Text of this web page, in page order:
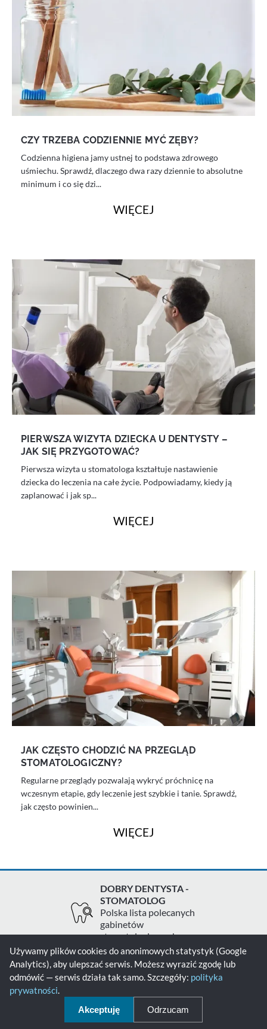
CZY TRZEBA CODZIENNIE MYĆ ZĘBY?
Codzienna higiena jamy ustnej to podstawa zdrowego
uśmiechu. Sprawdź, dlaczego dwa razy dziennie to absolutne
minimum i co się dzi...
WIĘCEJ
PIERWSZA WIZYTA DZIECKA U DENTYSTY –
JAK SIĘ PRZYGOTOWAĆ?
Pierwsza wizyta u stomatologa kształtuje nastawienie
dziecka do leczenia na całe życie. Podpowiadamy, kiedy ją
zaplanować i jak sp...
WIĘCEJ
JAK CZĘSTO CHODZIĆ NA PRZEGLĄD
STOMATOLOGICZNY?
Regularne przeglądy pozwalają wykryć próchnicę na
wczesnym etapie, gdy leczenie jest szybkie i tanie. Sprawdź,
jak często powinien...
WIĘCEJ
DOBRY DENTYSTA -
STOMATOLOG
Polska lista polecanych
gabinetów
stomatologicznych
Zgłoś gabinet Kontakt
Polityka prywatności
Polityka cookies
© 2026 - Dobry Dentysta - Stomatolog - Wszelkie prawa zastrzeżone
Używamy plików cookies do anonimowych statystyk (Google
Analytics), aby ulepszać serwis. Możesz wyrazić zgodę lub
odmówić — serwis działa tak samo. Szczegóły: polityka
prywatności.
Akceptuję Odrzucam